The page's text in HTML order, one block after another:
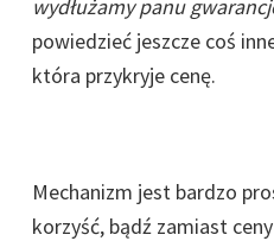
wydłużamy panu
powiedzieć jeszcze coś
która przykryje cenę.
Mechanizm jest bardzo
korzyść, bądź zamiast